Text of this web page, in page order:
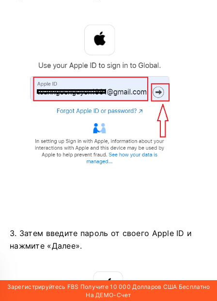
3. Затем введите пароль от своего Apple ID и
нажмите «Далее».
Зарегистрируйтесь FBS Получите 10 000 Долларов США Бесплатно
На ДЕМО-Счет